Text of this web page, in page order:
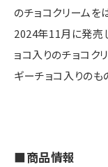
のチョコクリームを
2024年11月に発売
ョコ入りのチョコク
ギーチョコ入りのも
■商品情報